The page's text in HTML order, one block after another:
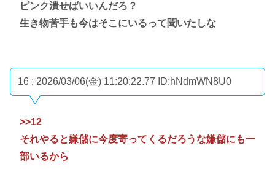
ピンク潰せばいいんだろ？
生き物苦手も今はそこにいるって聞いたしな
16 : 2026/03/06(金) 11:20:22.77 ID:hNdmWN8U0
>>12
それやると嫌儲に今度寄ってくるだろうな嫌儲にも一
部いるから